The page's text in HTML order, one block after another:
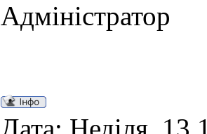
Адміністратор